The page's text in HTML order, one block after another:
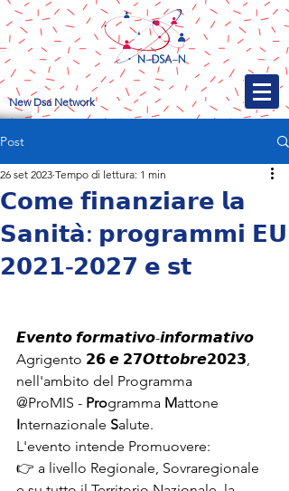
New Dsa Network
Post
𝗖𝗼𝗺𝗲 𝗳𝗶𝗻𝗮𝗻𝘇𝗶𝗮𝗿𝗲 𝗹𝗮
𝗦𝗮𝗻𝗶𝘁𝗮̀: 𝗽𝗿𝗼𝗴𝗿𝗮𝗺𝗺𝗶 𝗘𝗨
𝟮𝟬𝟮𝟭-𝟮𝟬𝟮𝟳 𝗲 𝘀𝘁
26 set 2023 Tempo di lettura: 1 min
𝙀𝙫𝙚𝙣𝙩𝙤 𝙛𝙤𝙧𝙢𝙖𝙩𝙞𝙫𝙤-𝙞𝙣𝙛𝙤𝙧𝙢𝙖𝙩𝙞𝙫𝙤
Agrigento 𝟮𝟲 𝙚 𝟮𝟳𝙊𝙩𝙩𝙤𝙗𝙧𝙚𝟮𝟬𝟮𝟯,
nell'ambito del Programma
@ProMIS - Programma Mattone
Internazionale Salute.
L'evento intende Promuovere:
👉 a livello Regionale, Sovraregionale